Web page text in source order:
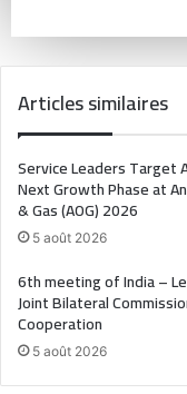
Articles similaires
Service Leaders Target
Next Growth Phase at
& Gas (AOG) 2026
5 août 2026
6th meeting of India –
Joint Bilateral
Cooperation
5 août 2026